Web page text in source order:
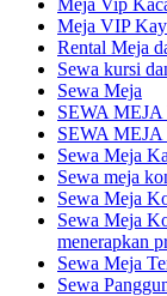
Meja VIP
Rental Meja
Sewa kursi
Sewa Meja
SEWA
SEWA
Sewa Meja
Sewa meja
Sewa Meja
Sewa Meja
menerapkan
Sewa Meja
Sewa